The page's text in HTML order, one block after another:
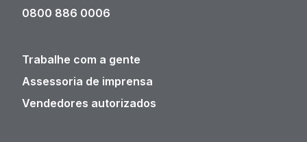
0800 886 0006
Trabalhe com a gente
Assessoria de imprensa
Vendedores autorizados